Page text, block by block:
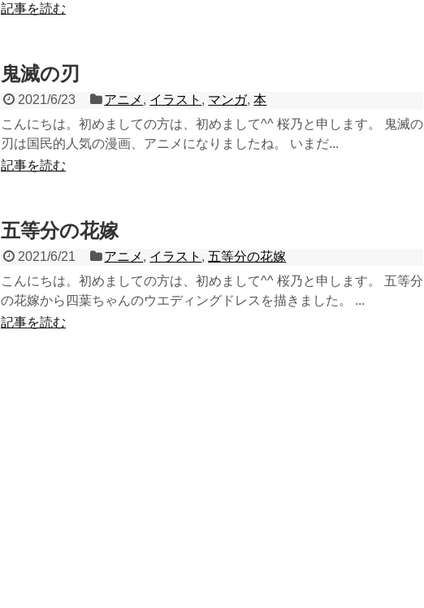
記事を読む
鬼滅の刃
2021/6/23 アニメ , イラスト , マンガ,本
こんにちは。初めましての方は、初めまして^^ 桜乃と申します。 鬼滅の
刃は国民的人気の漫画、アニメになりましたね。 いまだ...
記事を読む
五等分の花嫁
2021/6/21 アニメ , イラスト , 五等分の花嫁
こんにちは。初めましての方は、初めまして^^ 桜乃と申します。 五等分
の花嫁から四葉ちゃんのウエディングドレスを描きました。 ...
記事を読む